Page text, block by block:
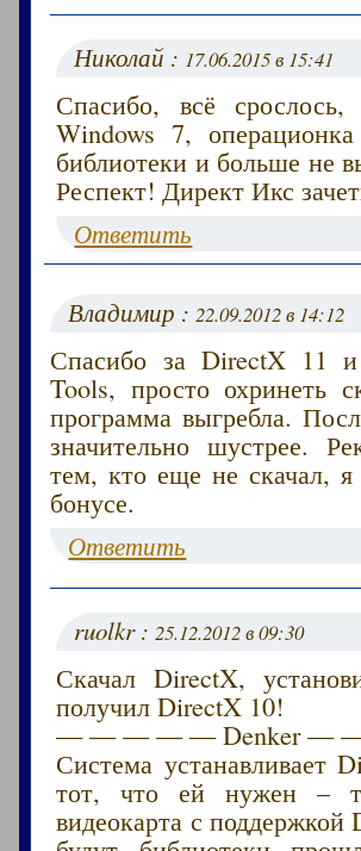
Николай : 17.06.2015 в 15:41
Спасибо, всё
Windows 7,
библиотеки и больше не
Респект! Директ Икс
Ответить
Владимир : 22.09.2012 в 14:12
Спасибо за DirectX 11 и
Tools, просто охринеть
программа выгребла.
значительно шустрее.
тем, кто еще не скачал,
бонусе.
Ответить
ruolkr : 25.12.2012 в 09:30
Скачал DirectX,
получил DirectX 10!
— — — — — Denker —
Система устанавливает
тот, что ей нужен –
видеокарта с поддержкой